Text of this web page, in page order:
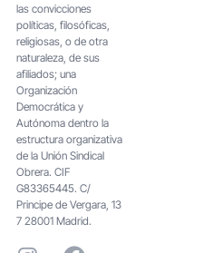
las convicciones
políticas, filosóficas,
religiosas, o de otra
naturaleza, de sus
afiliados; una
Organización
Democrática y
Autónoma dentro la
estructura organizativa
de la Unión Sindical
Obrera. CIF
G83365445. C/
Principe de Vergara, 13
7 28001 Madrid.